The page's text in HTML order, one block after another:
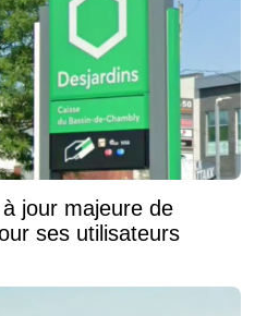
jour majeure de
ses utilisateurs